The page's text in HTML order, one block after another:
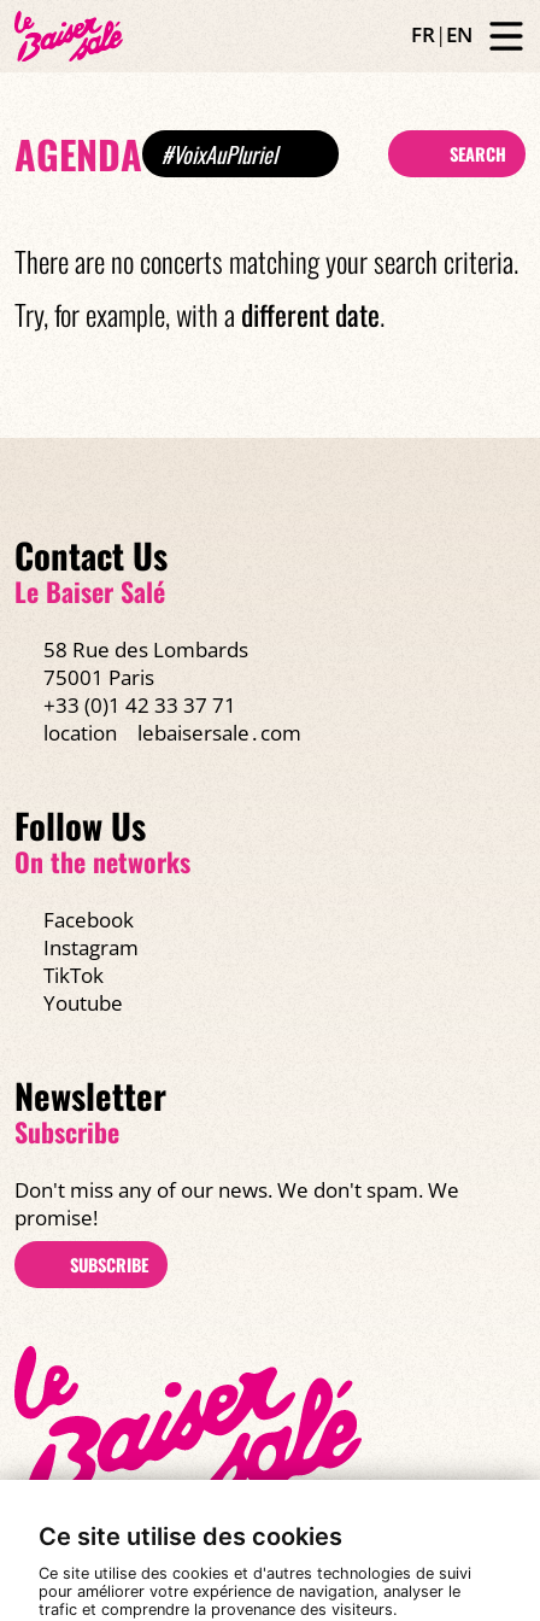
Ce site utilise des cookies
Ce site utilise des cookies et d'autres technologies de suivi
pour améliorer votre expérience de navigation, analyser le
trafic et comprendre la provenance des visiteurs.
FR|EN
AGENDA #VoixAuPluriel SEARCH
There are no concerts matching your search criteria.
Try, for example, with a different date.
Contact Us
Le Baiser Salé
58 Rue des Lombards
75001 Paris
+33 (0)1 42 33 37 71
location
lebaisersale․com
Follow Us
On the networks
Facebook
Instagram
TikTok
Youtube
Newsletter
Subscribe
Don't miss any of our news. We don't spam. We
promise!
SUBSCRIBE